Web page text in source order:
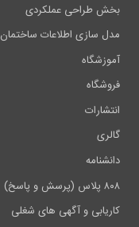
بخش طراحی عملکردی
مدل سازی اطلاعات ساختمان BIM
آموزشگاه
فروشگاه
انتشارات
گالری
دانشنامه
۸۰۸ پلاس (پرسش و پاسخ)
کاریابی و آگهی های شغلی